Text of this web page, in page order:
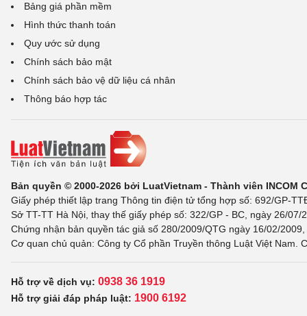
Bảng giá phần mềm
Hình thức thanh toán
Quy ước sử dụng
Chính sách bảo mật
Chính sách bảo vệ dữ liệu cá nhân
Thông báo hợp tác
Bản quyền © 2000-2026 bởi LuatVietnam - Thành viên INCOM
Giấy phép thiết lập trang Thông tin điện tử tổng hợp số: 692/GP-
Sở TT-TT Hà Nội, thay thế giấy phép số: 322/GP - BC, ngày 26/
Chứng nhận bản quyền tác giả số 280/2009/QTG ngày 16/02/
Cơ quan chủ quản: Công ty Cổ phần Truyền thông Luật Việt Nam.
Hỗ trợ về dịch vụ: 0938 36 1919
Hỗ trợ giải đáp pháp luật: 1900 6192